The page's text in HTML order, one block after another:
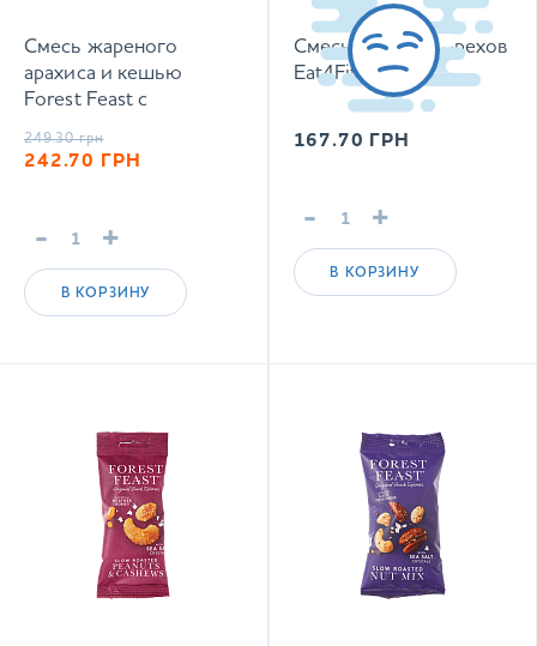
Смесь жареного
арахиса и кешью
Forest Feast с
120 г
249.30 грн
242.70 ГРН
- +
В КОРЗИНУ
Смесь жареных орехов
Eat4Fit 150 г
167.70 ГРН
- +
В КОРЗИНУ